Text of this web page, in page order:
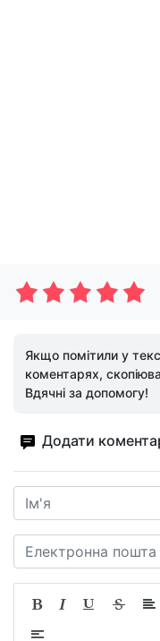
Якщо помітили у
коментарях,
Вдячні за допомогу!
Додати